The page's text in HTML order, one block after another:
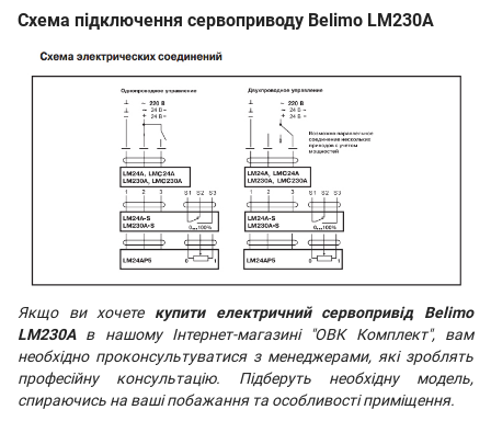
Схема підключення сервоприводу Belimo LM230A
Якщо ви хочете купити електричний сервопривід Belimo
LM230Aв нашому Інтернет-магазині "ОВК Комплект", вам
необхідно проконсультуватися з менеджерами, які зроблять
професійну консультацію. Підберуть необхідну модель,
спираючись на ваші побажання та особливості приміщення.